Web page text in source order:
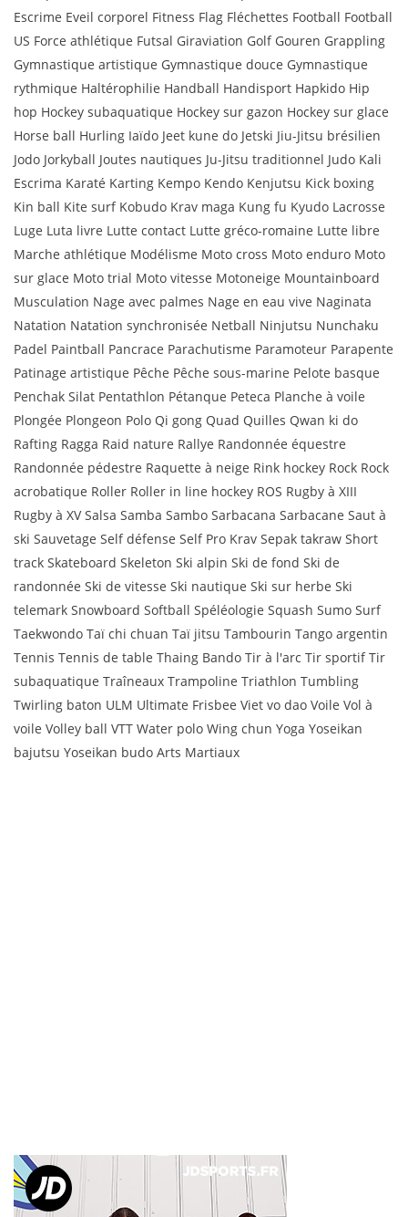
Escrime Eveil corporel Fitness Flag Fléchettes Football Football
US Force athlétique Futsal Giraviation Golf Gouren Grappling
Gymnastique artistique Gymnastique douce Gymnastique
rythmique Haltérophilie Handball Handisport Hapkido Hip
hop Hockey subaquatique Hockey sur gazon Hockey sur glace
Horse ball Hurling Iaïdo Jeet kune do Jetski Jiu-Jitsu brésilien
Jodo Jorkyball Joutes nautiques Ju-Jitsu traditionnel Judo Kali
Escrima Karaté Karting Kempo Kendo Kenjutsu Kick boxing
Kin ball Kite surf Kobudo Krav maga Kung fu Kyudo Lacrosse
Luge Luta livre Lutte contact Lutte gréco-romaine Lutte libre
Marche athlétique Modélisme Moto cross Moto enduro Moto
sur glace Moto trial Moto vitesse Motoneige Mountainboard
Musculation Nage avec palmes Nage en eau vive Naginata
Natation Natation synchronisée Netball Ninjutsu Nunchaku
Padel Paintball Pancrace Parachutisme Paramoteur Parapente
Patinage artistique Pêche Pêche sous-marine Pelote basque
Penchak Silat Pentathlon Pétanque Peteca Planche à voile
Plongée Plongeon Polo Qi gong Quad Quilles Qwan ki do
Rafting Ragga Raid nature Rallye Randonnée équestre
Randonnée pédestre Raquette à neige Rink hockey Rock Rock
acrobatique Roller Roller in line hockey ROS Rugby à XIII
Rugby à XV Salsa Samba Sambo Sarbacana Sarbacane Saut à
ski Sauvetage Self défense Self Pro Krav Sepak takraw Short
track Skateboard Skeleton Ski alpin Ski de fond Ski de
randonnée Ski de vitesse Ski nautique Ski sur herbe Ski
telemark Snowboard Softball Spéléologie Squash Sumo Surf
Taekwondo Taï chi chuan Taï jitsu Tambourin Tango argentin
Tennis Tennis de table Thaing Bando Tir à l'arc Tir sportif Tir
subaquatique Traîneaux Trampoline Triathlon Tumbling
Twirling baton ULM Ultimate Frisbee Viet vo dao Voile Vol à
voile Volley ball VTT Water polo Wing chun Yoga Yoseikan
bajutsu Yoseikan budo Arts Martiaux